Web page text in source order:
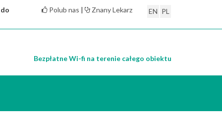
Polub nas | Znany Lekarz PL
EN
Bezpłatne Wi-fi na terenie całego obiektu